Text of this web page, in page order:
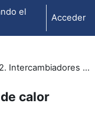
el
Acceder
Tema 12. Intercambiadores de calor
calor